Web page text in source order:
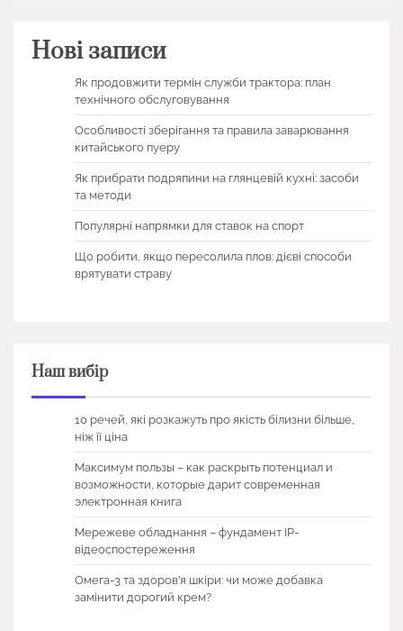
Нові записи
Як продовжити термін служби трактора: план
технічного обслуговування
Особливості зберігання та правила заварювання
китайського пуеру
Як прибрати подряпини на глянцевій кухні: засоби
та методи
Популярні напрямки для ставок на спорт
Що робити, якщо пересолила плов: дієві способи
врятувати страву
Наш вибір
10 речей, які розкажуть про якість білизни більше,
ніж її ціна
Максимум пользы – как раскрыть потенциал и
возможности, которые дарит современная
электронная книга
Мережеве обладнання – фундамент IP-
відеоспостереження
Омега-3 та здоров’я шкіри: чи може добавка
замінити дорогий крем?